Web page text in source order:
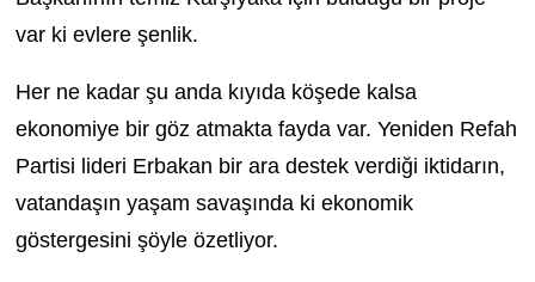
var ki evlere şenlik.
Her ne kadar şu anda kıyıda köşede kalsa
ekonomiye bir göz atmakta fayda var. Yeniden Refah
Partisi lideri Erbakan bir ara destek verdiği iktidarın,
vatandaşın yaşam savaşında ki ekonomik
göstergesini şöyle özetliyor.